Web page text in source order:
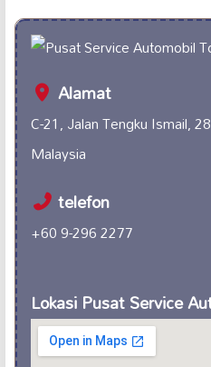
Alamat
C-21, Jalan Tengku Ismail,
Malaysia
telefon
+60 9-296 2277
Lokasi Pusat Service